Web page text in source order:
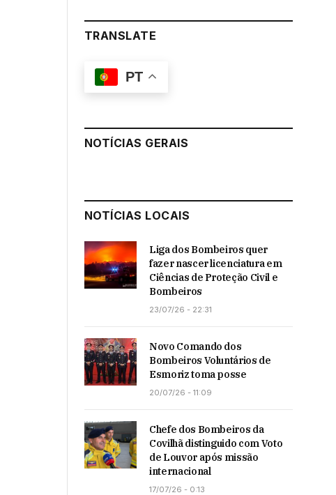
TRANSLATE
PT
NOTÍCIAS GERAIS
NOTÍCIAS LOCAIS
Liga dos Bombeiros quer
fazer nascer licenciatura em
Ciências de Proteção Civil e
Bombeiros
23/07/26 - 22:31
Novo Comando dos
Bombeiros Voluntários de
Esmoriz toma posse
20/07/26 - 11:09
Chefe dos Bombeiros da
Covilhã distinguido com Voto
de Louvor após missão
internacional
17/07/26 - 0:13